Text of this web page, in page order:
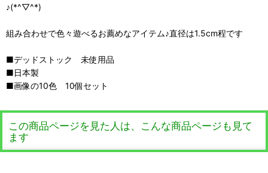
♪(*^▽^*)
組み合わせで色々遊べるお薦めなアイテム♪直径は1.5cm程です
■デッドストック 未使用品
■日本製
■画像の10色 10個セット
この商品ページを見た人は、こんな商品ページも見て
ます